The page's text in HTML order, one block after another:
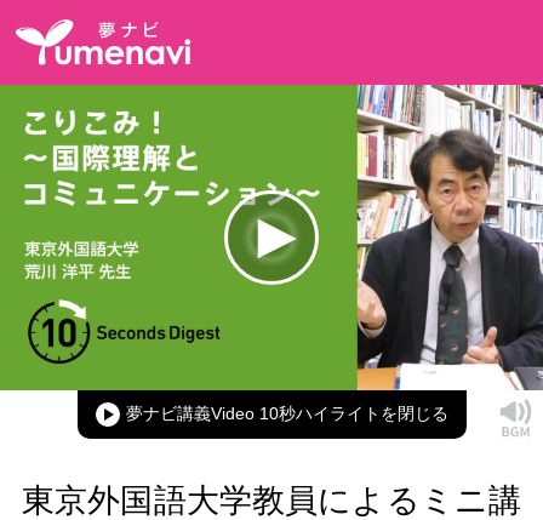
Time
Picture-
in-
Picture
夢ナビ講義Video 10秒ハイライト
東京外国語大学教員によるミニ講